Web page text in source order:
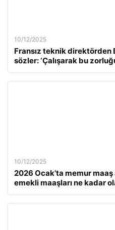
10/12/2025
Fransız teknik direktörden
sözler: ‘Çalışarak bu
10/12/2025
2026 Ocak’ta memur maaş
emekli maaşları ne kadar